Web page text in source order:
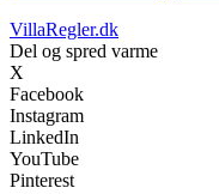
VillaRegler.dk
Del og spred varme
X
Facebook
Instagram
LinkedIn
YouTube
Pinterest